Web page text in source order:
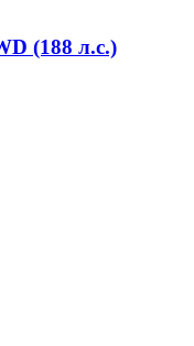
(188 л.с.)